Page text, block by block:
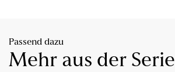
Passend dazu
Mehr aus der Serie